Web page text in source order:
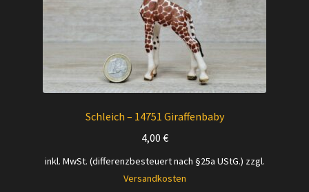
Schleich – 14751 Giraffenbaby
4,00 €
inkl. MwSt. (differenzbesteuert nach §25a UStG.) zzgl.
Versandkosten